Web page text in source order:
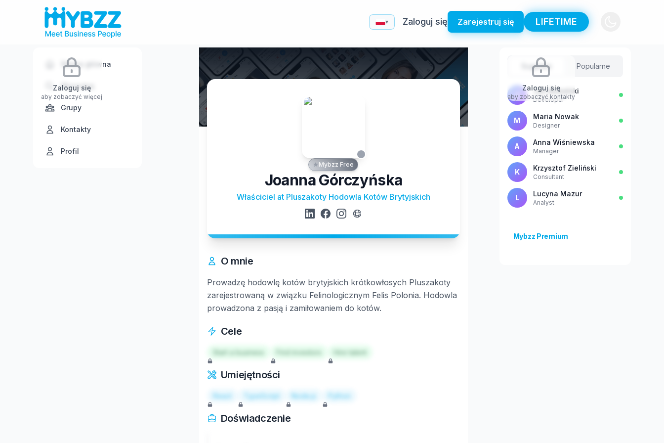
▾ Zaloguj się Zarejestruj się LIFETIME
Zaloguj się
aby zobaczyć więcej
Strona główna
Wyszukaj
Grupy
Kontakty
Profil
Mybzz Free
Joanna Górczyńska
Właściciel at Pluszakoty Hodowla Kotów Brytyjskich
O mnie
Prowadzę hodowlę kotów brytyjskich krótkowłosych Pluszakoty
zarejestrowaną w związku Felinologicznym Felis Polonia. Hodowla
prowadzona z pasją i zamiłowaniem do kotów.
Cele
Start a business Hire talent
Umiejętności
React TypeScript Node.js Python
Doświadczenie
Zaloguj się
aby zobaczyć kontakty
Sugestie Popularne
J Jan Kowalski
Developer
M Maria Nowak
Designer
A Anna Wiśniewska
Manager
K Krzysztof Zieliński
Consultant
L Lucyna Mazur
Analyst
Mybzz Premium